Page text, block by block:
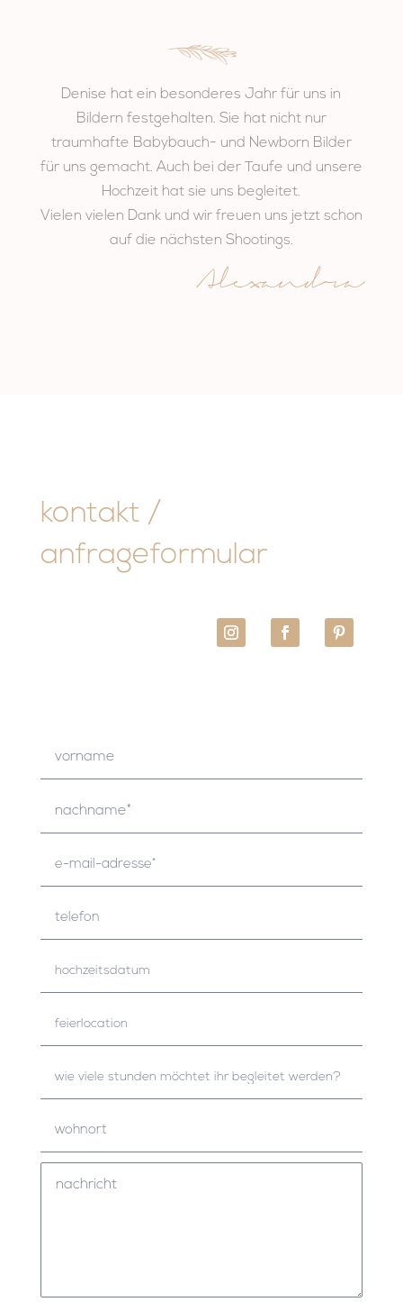
Denise hat ein besonderes Jahr für uns in
Bildern festgehalten. Sie hat nicht nur
traumhafte Babybauch- und Newborn Bilder
für uns gemacht. Auch bei der Taufe und unsere
Hochzeit hat sie uns begleitet.
Vielen vielen Dank und wir freuen uns jetzt schon
auf die nächsten Shootings.
Alexandra
kontakt /
anfrageformular